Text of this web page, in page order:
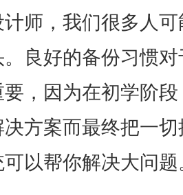
师，我们很多人
。良好的备份习惯
，因为在初学阶
决方案而最终把一
以帮你解决大问题